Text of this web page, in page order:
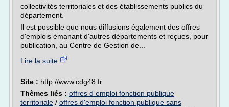
collectivités territoriales et des établissements publics du
département.
Il est possible que nous diffusions également des offres
d'emplois émanant d'autres départements et reçues, pour
publication, au Centre de Gestion de...
Lire la suite
Site : http://www.cdg48.fr
Thèmes liés : offres d emploi fonction publique
territoriale / offres d'emploi fonction publique sans